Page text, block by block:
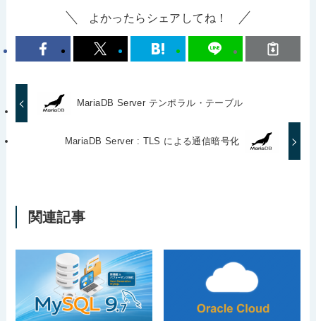
よかったらシェアしてね！
MariaDB Server テンポラル・テーブル
MariaDB Server : TLS による通信暗号化
関連記事